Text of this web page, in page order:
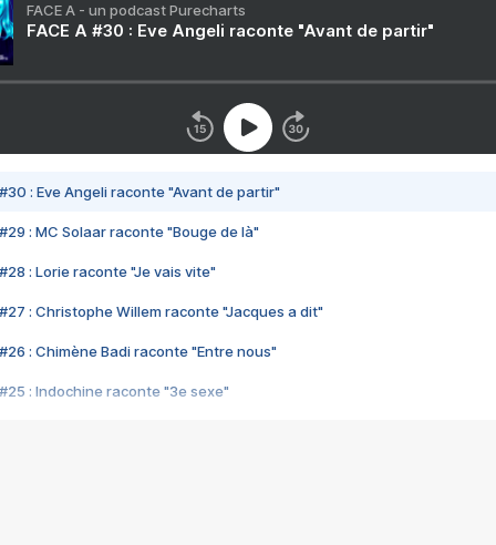
FACE A - un podcast Purecharts
FACE A #30 : Eve Angeli raconte "Avant de partir"
#30 : Eve Angeli raconte "Avant de partir"
#29 : MC Solaar raconte "Bouge de là"
#28 : Lorie raconte "Je vais vite"
#27 : Christophe Willem raconte "Jacques a dit"
#26 : Chimène Badi raconte "Entre nous"
#25 : Indochine raconte "3e sexe"